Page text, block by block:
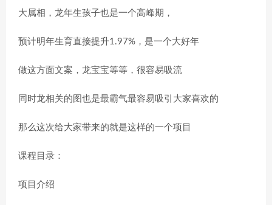
大属相，龙年生孩子也是一个高峰期，
预计明年生育直接提升1.97%，是一个大好年
做这方面文案，龙宝宝等等，很容易吸流
同时龙相关的图也是最霸气最容易吸引大家喜欢的
那么这次给大家带来的就是这样的一个项目
课程目录：
项目介绍